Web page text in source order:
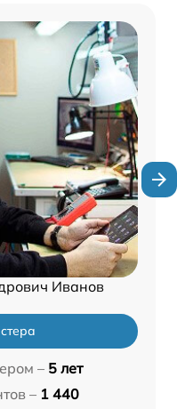
Иванов
– 5 лет
– 1 440